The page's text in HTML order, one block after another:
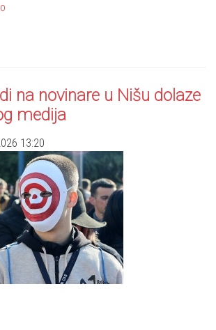
na novinare u Nišu dolaze
medija
13:20